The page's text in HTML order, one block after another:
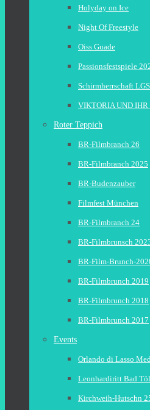
Holyday on Ice
Night Of Freestyle
Oiss Guade
Passionsfestspiele
Schirmherrschaft
VIKTORIA UND IHR
Roter Teppich
BR-Filmbranch 26
BR-Filmbranch 2025
BR-Budenzauber
Filmfest München
BR-Filmbranch 24
BR-Filmbrunsch
BR-Film-Brunch-
BR-Filmbrunch 2019
BR-Filmbrunch 2018
BR-Filmbrunch 2017
Events
Orlando di Lasso
Leonhardiritt Bad
Kirchweih-Hutschn